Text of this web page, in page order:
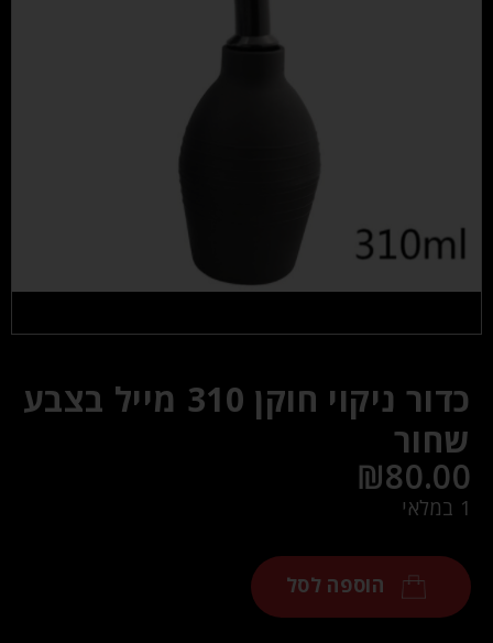
כדור ניקוי חוקן 310 מייל בצבע
שחור
₪80.00
1 במלאי
הוספה לסל